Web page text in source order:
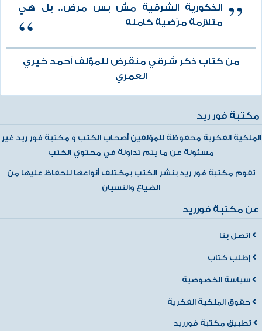
الذكورية الشرقية مش بس مرض.. بل هي
متلازمة مرَضية كامله
من كتاب ذكر شرقي منقرض للمؤلف أحمد خيري
العمري
مكتبة فور ريد
الملكية الفكرية محفوظة للمؤلفين أصحاب الكتب و مكتبة فور ريد غير
مسئولة عن ما يتم تداولة في محتوي الكتب
تقوم مكتبة فور ريد بنشر الكتب بمختلف أنواعها للحفاظ عليها من
الضياع والنسيان
عن مكتبة فورريد
اتصل بنا
إطلب كتاب
سياسة الخصوصية
حقوق الملكية الفكرية
تطبيق مكتبة فورريد